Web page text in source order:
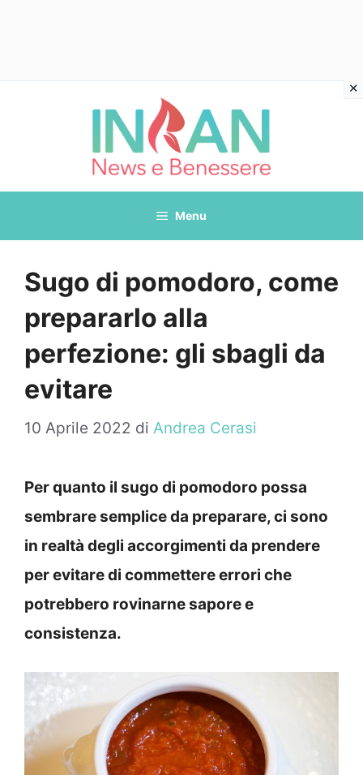
Menu
Sugo di pomodoro, come
prepararlo alla
perfezione: gli sbagli da
evitare
10 Aprile 2022 di Andrea Cerasi
Per quanto il sugo di pomodoro possa
sembrare semplice da preparare, ci sono
in realtà degli accorgimenti da prendere
per evitare di commettere errori che
potrebbero rovinarne sapore e
consistenza.